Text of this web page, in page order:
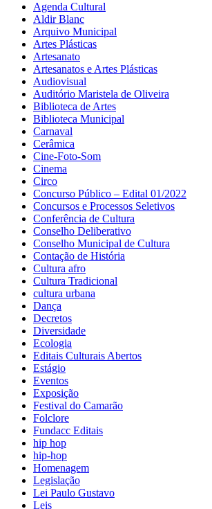
Agenda Cultural
Aldir Blanc
Arquivo Municipal
Artes Plásticas
Artesanato
Artesanatos e Artes Plásticas
Audiovisual
Auditório Maristela de Oliveira
Biblioteca de Artes
Biblioteca Municipal
Carnaval
Cerâmica
Cine-Foto-Som
Cinema
Circo
Concurso Público – Edital 01/2022
Concursos e Processos Seletivos
Conferência de Cultura
Conselho Deliberativo
Conselho Municipal de Cultura
Contação de História
Cultura afro
Cultura Tradicional
cultura urbana
Dança
Decretos
Diversidade
Ecologia
Editais Culturais Abertos
Estágio
Eventos
Exposição
Festival do Camarão
Folclore
Fundacc Editais
hip hop
hip-hop
Homenagem
Legislação
Lei Paulo Gustavo
Leis